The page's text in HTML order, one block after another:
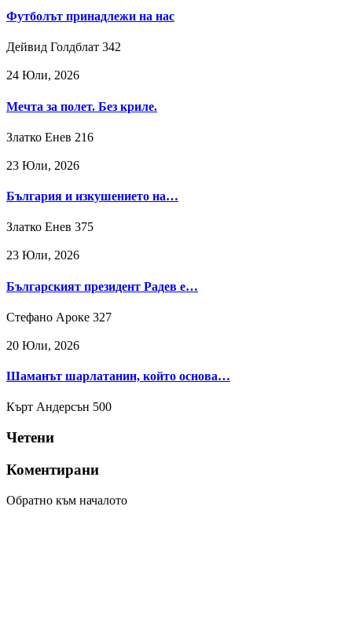
Футболът принадлежи на нас
Дейвид Голдблат 342
24 Юли, 2026
Мечта за полет. Без криле.
Златко Енев 216
23 Юли, 2026
България и изкушението на…
Златко Енев 375
23 Юли, 2026
Българският президент Радев е…
Стефано Ароке 327
20 Юли, 2026
Шаманът шарлатанин, който основа…
Кърт Андерсън 500
Четени
Коментирани
Обратно към началото